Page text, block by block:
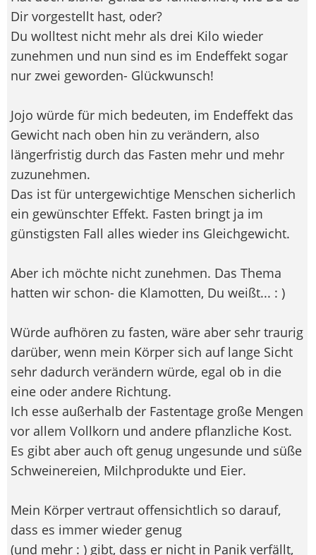
Dir vorgestellt hast, oder?
Du wolltest nicht mehr als drei Kilo wieder
zunehmen und nun sind es im Endeffekt sogar
nur zwei geworden- Glückwunsch!
Jojo würde für mich bedeuten, im Endeffekt das
Gewicht nach oben hin zu verändern, also
längerfristig durch das Fasten mehr und mehr
zuzunehmen.
Das ist für untergewichtige Menschen sicherlich
ein gewünschter Effekt. Fasten bringt ja im
günstigsten Fall alles wieder ins Gleichgewicht.
Aber ich möchte nicht zunehmen. Das Thema
hatten wir schon- die Klamotten, Du weißt... : )
Würde aufhören zu fasten, wäre aber sehr traurig
darüber, wenn mein Körper sich auf lange Sicht
sehr dadurch verändern würde, egal ob in die
eine oder andere Richtung.
Ich esse außerhalb der Fastentage große Mengen
vor allem Vollkorn und andere pflanzliche Kost.
Es gibt aber auch oft genug ungesunde und süße
Schweinereien, Milchprodukte und Eier.
Mein Körper vertraut offensichtlich so darauf,
dass es immer wieder genug
(und mehr : ) gibt, dass er nicht in Panik verfällt,